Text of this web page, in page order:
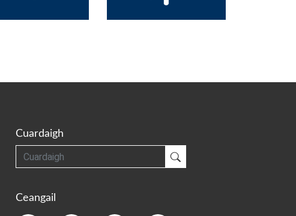
Cuardaigh
Cuardaigh
Ceangail